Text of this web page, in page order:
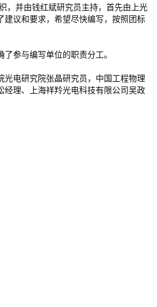
，并由钱红斌研究员主持，首先由上光
建议和要求，希望尽快编写，按照团标
参与编写单位的职责分工。
电研究院张晶研究员，中国工程物理
经理、上海祥羚光电科技有限公司吴政